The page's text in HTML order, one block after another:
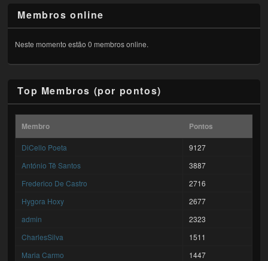
Membros online
Neste momento estão 0 membros online.
Top Membros (por pontos)
Membro Pontos
DiCello Poeta
9127
António Tê Santos
3887
Frederico De Castro
2716
Hygora Hoxy
2677
admin
2323
CharlesSilva
1511
Maria Carmo
1447